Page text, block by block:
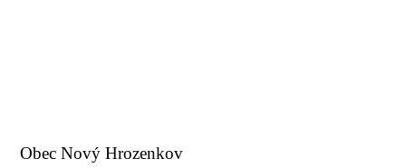
Obec Nový Hrozenkov